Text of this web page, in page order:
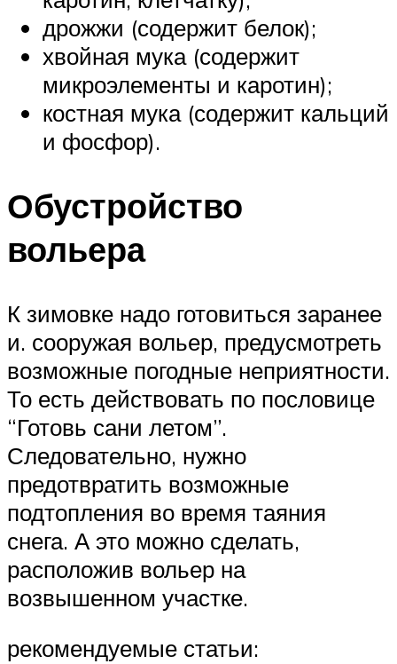
дрожжи (содержит белок);
хвойная мука (содержит
микроэлементы и каротин);
костная мука (содержит кальций
и фосфор).
Обустройство
вольера
К зимовке надо готовиться заранее
и. сооружая вольер, предусмотреть
возможные погодные неприятности.
То есть действовать по пословице
“Готовь сани летом”.
Следовательно, нужно
предотвратить возможные
подтопления во время таяния
снега. А это можно сделать,
расположив вольер на
возвышенном участке.
рекомендуемые статьи: